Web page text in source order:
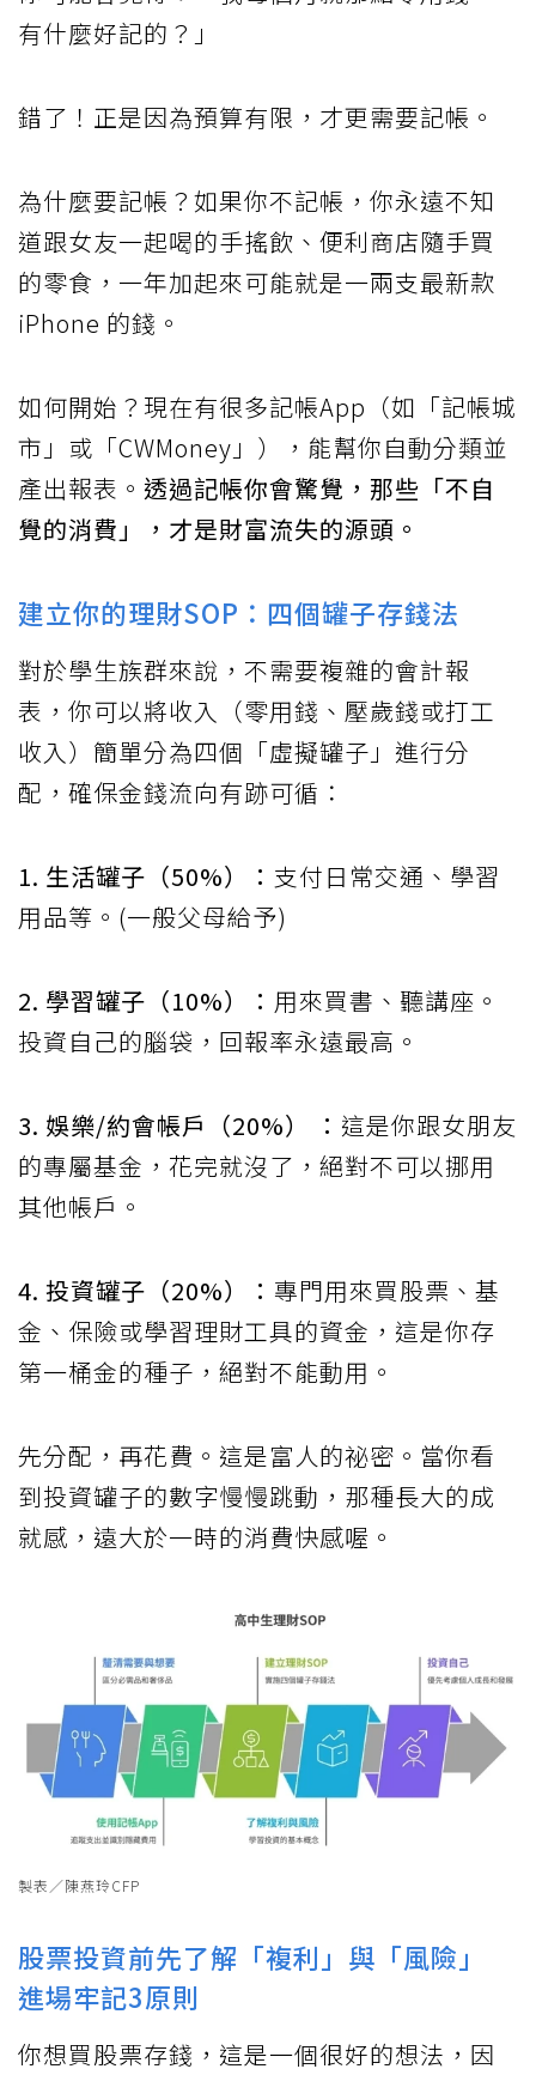
有什麼好記的？」
錯了！正是因為預算有限，才更需要記帳。
為什麼要記帳？如果你不記帳，你永遠不知
道跟女友一起喝的手搖飲、便利商店隨手買
的零食，一年加起來可能就是一兩支最新款
iPhone 的錢。
如何開始？現在有很多記帳App（如「記帳城
市」或「CWMoney」），能幫你自動分類並
產出報表。 透過記帳你會驚覺，那些「不自
覺的消費」，才是財富流失的源頭。
建立你的理財SOP：四個罐子存錢法
對於學生族群來說，不需要複雜的會計報
表，你可以將收入（零用錢、壓歲錢或打工
收入）簡單分為四個「虛擬罐子」進行分
配，確保金錢流向有跡可循：
1. 生活罐子（50%）： 支付日常交通、學習
用品等。(一般父母給予)
2. 學習罐子（10%）： 用來買書、聽講座。
投資自己的腦袋，回報率永遠最高。
3. 娛樂/約會帳戶（20%） ： 這是你跟女朋友
的專屬基金，花完就沒了，絕對不可以挪用
其他帳戶。
4. 投資罐子（20%）： 專門用來買股票、基
金、保險或學習理財工具的資金，這是你存
第一桶金的種子，絕對不能動用。
先分配，再花費。這是富人的祕密。當你看
到投資罐子的數字慢慢跳動，那種長大的成
就感，遠大於一時的消費快感喔。
製表／陳燕玲CFP
股票投資前先了解「複利」與「風險」
進場牢記3原則
你想買股票存錢，這是一個很好的想法，因